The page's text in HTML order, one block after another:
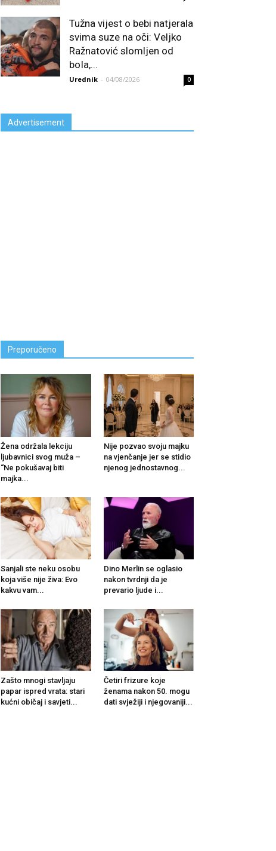
Tužna vijest o bebi natjerala
svima suze na oči: Veljko
Ražnatović slomljen od
boIa,...
Urednik - 04/08/2026 0
Advertisement
Preporučeno
Žena održala lekciju
ljubavnici svog muža –
“Ne pokušavaj biti
majka...
Nije pozvao svoju majku
na vjenčanje jer se stidio
njenog jednostavnog...
Sanjali ste neku osobu
koja više nije živa: Evo
kakvu vam...
Dino Merlin se oglasio
nakon tvrdnji da je
prevario ljude i...
Zašto mnogi stavljaju
papar ispred vrata: stari
kućni običaj i savjeti...
Četiri frizure koje
ženama nakon 50. mogu
dati svježiji i njegovaniji...